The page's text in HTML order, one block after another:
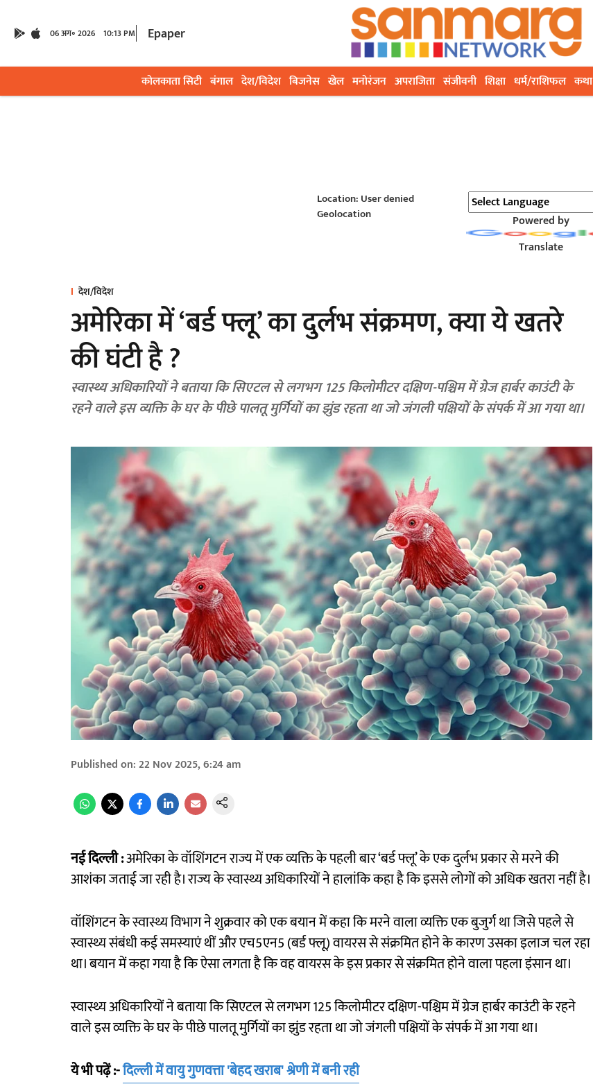
06 अग॰ 2026 10:13 PM Epaper
कोलकाता सिटी बंगाल देश/विदेश बिजनेस खेल मनोरंजन अपराजिता संजीवनी शिक्षा धर्म/राशिफल कथा
Location: User denied
Geolocation
Powered by
Translate
देश/विदेश
अमेरिका में ‘बर्ड फ्लू’ का दुर्लभ संक्रमण, क्या ये खतरे
की घंटी है ?
स्वास्थ्य अधिकारियों ने बताया कि सिएटल से लगभग 125 किलोमीटर दक्षिण-पश्चिम में ग्रेज हार्बर काउंटी के
रहने वाले इस व्यक्ति के घर के पीछे पालतू मुर्गियों का झुंड रहता था जो जंगली पक्षियों के संपर्क में आ गया था।
Published on:22 Nov 2025, 6:24 am
नई दिल्ली :अमेरिका के वॉशिंगटन राज्य में एक व्यक्ति के पहली बार ‘बर्ड फ्लू’ के एक दुर्लभ प्रकार से मरने की
आशंका जताई जा रही है। राज्य के स्वास्थ्य अधिकारियों ने हालांकि कहा है कि इससे लोगों को अधिक खतरा नहीं है।
वॉशिंगटन के स्वास्थ्य विभाग ने शुक्रवार को एक बयान में कहा कि मरने वाला व्यक्ति एक बुजुर्ग था जिसे पहले से
स्वास्थ्य संबंधी कई समस्याएं थीं और एच5एन5 (बर्ड फ्लू) वायरस से संक्रमित होने के कारण उसका इलाज चल रहा
था। बयान में कहा गया है कि ऐसा लगता है कि वह वायरस के इस प्रकार से संक्रमित होने वाला पहला इंसान था।
स्वास्थ्य अधिकारियों ने बताया कि सिएटल से लगभग 125 किलोमीटर दक्षिण-पश्चिम में ग्रेज हार्बर काउंटी के रहने
वाले इस व्यक्ति के घर के पीछे पालतू मुर्गियों का झुंड रहता था जो जंगली पक्षियों के संपर्क में आ गया था।
ये भी पढ़ें :-दिल्ली में वायु गुणवत्ता 'बेहद खराब' श्रेणी में बनी रही